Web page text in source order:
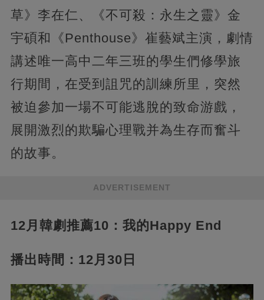
草》李在仁、《不可殺：永生之靈》金
宇碩和《Penthouse》崔藝斌主演，劇情
講述唯一高中二年三班的學生們修學旅
行期間，在受到詛咒的訓練所里，突然
被迫參加一場不可能逃脫的致命游戲，
展開激烈的欺騙心理戰并為生存而奮斗
的故事。
ADVERTISEMENT
12月韓劇推薦10：我的Happy End
播出時間：12月30日